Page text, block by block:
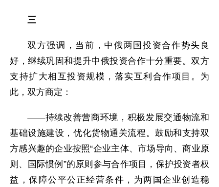
三
双方强调，当前，中俄两国投资合作势头良
好，继续巩固和提升中俄投资合作十分重要。双方
支持扩大相互投资规模，落实互利合作项目。为
此，双方商定：
——持续改善营商环境，积极发展交通物流和
基础设施建设，优化货物通关流程。鼓励和支持双
方感兴趣的企业按照“企业主体、市场导向、商业原
则、国际惯例”的原则参与合作项目，保护投资者权
益，保障公平公正经营条件，为两国企业创造稳